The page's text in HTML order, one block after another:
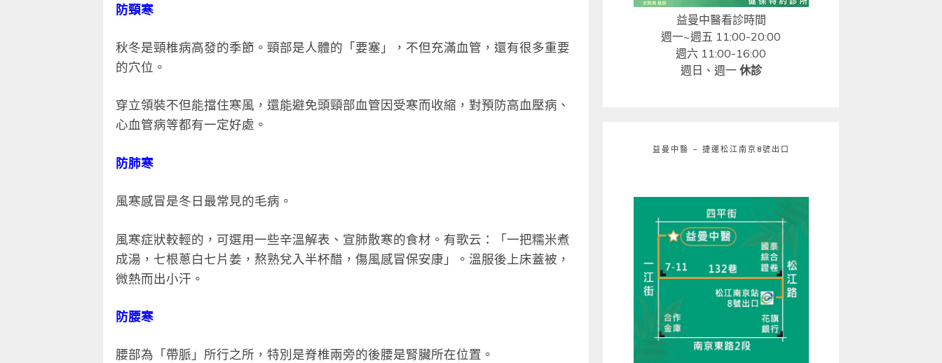
防頸寒
秋冬是頸椎病高發的季節。頸部是人體的「要塞」，不但充滿血管，還有很多重要
的穴位。
穿立領裝不但能擋住寒風，還能避免頭頸部血管因受寒而收縮，對預防高血壓病、
心血管病等都有一定好處。
防肺寒
風寒感冒是冬日最常見的毛病。
風寒症狀較輕的，可選用一些辛溫解表、宣肺散寒的食材。有歌云：「一把糯米煮
成湯，七根蔥白七片姜，熬熟兌入半杯醋，傷風感冒保安康」。溫服後上床蓋被，
微熱而出小汗。
防腰寒
腰部為「帶脈」所行之所，特別是脊椎兩旁的後腰是腎臟所在位置。
益曼中醫看診時間
週一~週五 11:00-20:00
週六 11:00-16:00
週日、週一 休診
益曼中醫 – 捷運松江南京8號出口